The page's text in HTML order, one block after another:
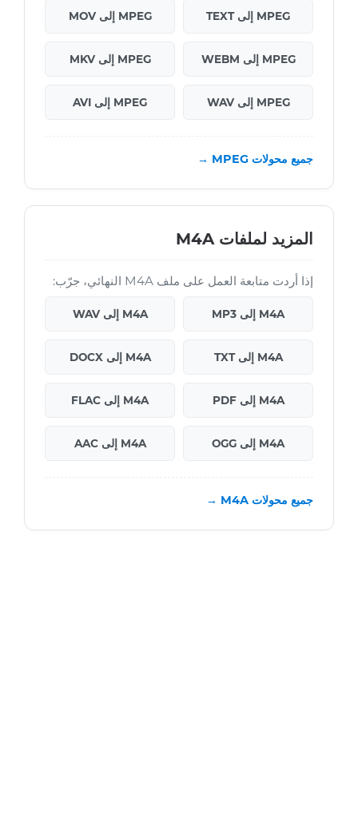
MPEG إلى TEXT MPEG إلى MOV
MPEG إلى WEBM MPEG إلى MKV
MPEG إلى WAV MPEG إلى AVI
جميع محولات MPEG →
المزيد لملفات M4A
إذا أردت متابعة العمل على ملف M4A النهائي، جرّب:
M4A إلى MP3 M4A إلى WAV
M4A إلى TXT M4A إلى DOCX
M4A إلى PDF M4A إلى FLAC
M4A إلى OGG M4A إلى AAC
جميع محولات M4A →